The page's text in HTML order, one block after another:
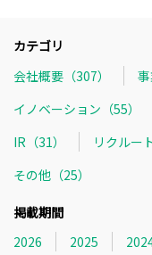
カテゴリ
会社概要（307）
イノベーション（55）
IR（31）
リクルー
その他（25）
掲載期間
2026
2025